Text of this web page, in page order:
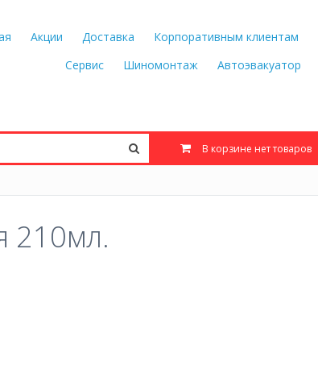
Акции Доставка Корпоративным клиентам
Сервис
Шиномонтаж Автоэвакуатор
В корзине нет товаров
210мл.